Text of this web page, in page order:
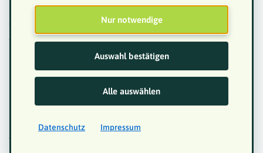
7. Mikrofon, Webcam und Lautsprecher müssen
vorhanden sein.
8. Den Link zum Besuch des Stammtisches NRW könnt
Ihr hier auf unserer NRW-Seite der VKM Homepage
abrufen. Sollten dann bei den Treffen komische
Gestalten auftauchen, werden wir den link nur bei
Anforderung zu senden.
Nur notwendige
Auswahl bestätigen
Alle auswählen
Datenschutz Impressum